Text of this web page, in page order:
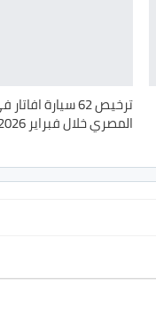
ترخيص 62 سيارة
المصري خلال فبراير 2026